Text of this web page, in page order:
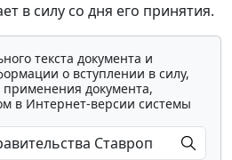
в силу со дня его принятия.
текста документа и
о вступлении в силу,
документа,
в Интернет-версии системы